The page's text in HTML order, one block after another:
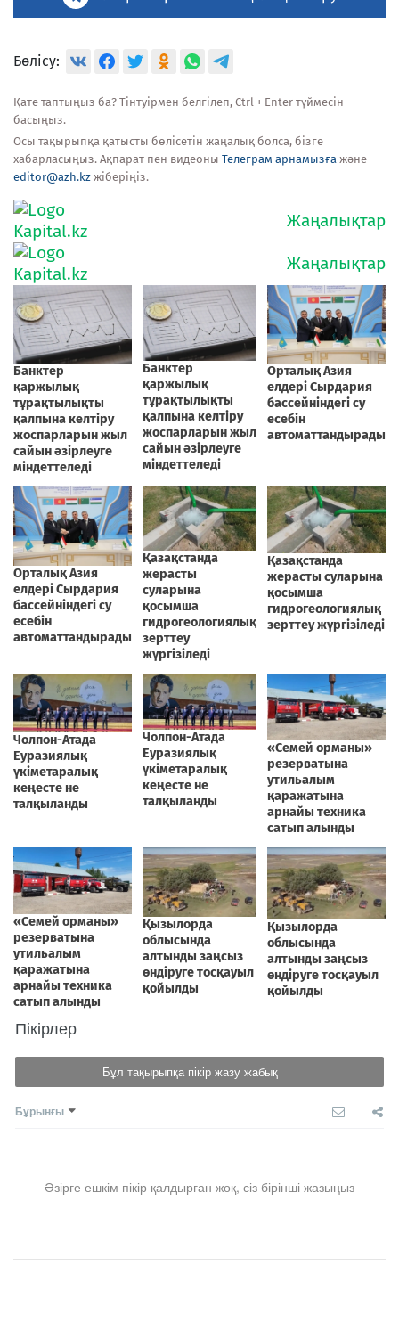
Бөлісу:
Қате таптыңыз ба? Тінтуірмен белгілеп, Ctrl + Enter түймесін
басыңыз.
Осы тақырыпқа қатысты бөлісетін жаңалық болса, бізге
хабарласыңыз. Ақпарат пен видеоны Телеграм арнамызға және
editor@azh.kz жіберіңіз.
Пікірлер
Бұл тақырыпқа пікір жазу жабық
Бұрынғы
Әзірге ешкім пікір қалдырған жоқ, сіз бірінші жазыңыз